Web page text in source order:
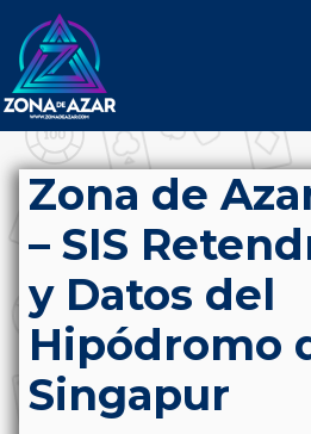
Zona de
– SIS
y Datos del
Hipódromo
Singapur